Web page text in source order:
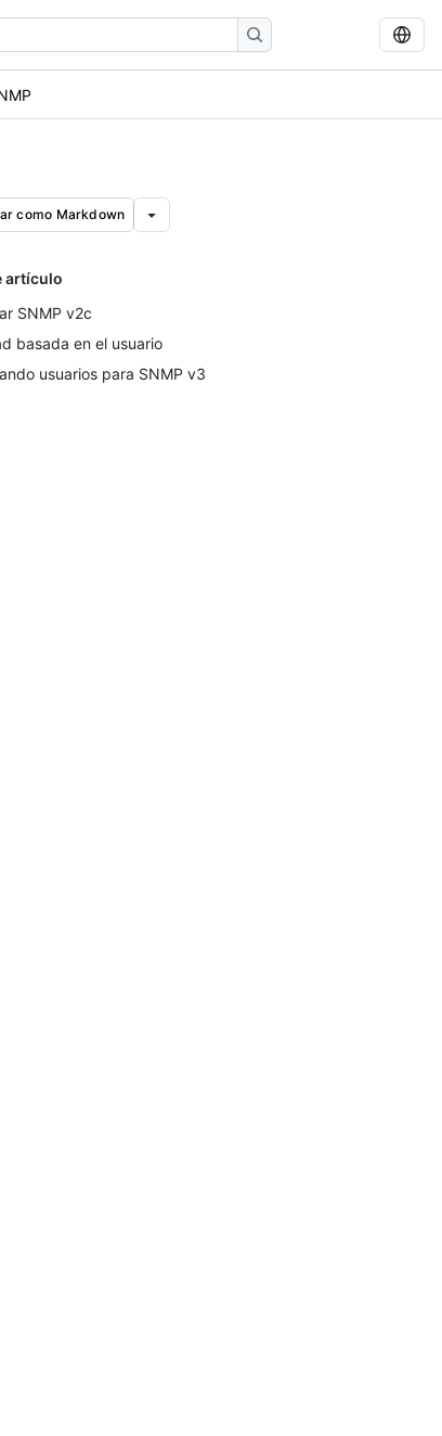
como Markdown
artículo
SNMP v2c
basada en el usuario
usuarios para SNMP v3